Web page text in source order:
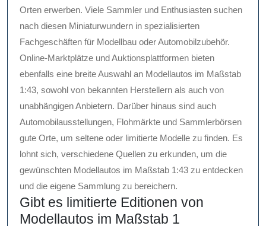
Orten erwerben. Viele Sammler und Enthusiasten suchen
nach diesen Miniaturwundern in spezialisierten
Fachgeschäften für Modellbau oder Automobilzubehör.
Online-Marktplätze und Auktionsplattformen bieten
ebenfalls eine breite Auswahl an Modellautos im Maßstab
1:43, sowohl von bekannten Herstellern als auch von
unabhängigen Anbietern. Darüber hinaus sind auch
Automobilausstellungen, Flohmärkte und Sammlerbörsen
gute Orte, um seltene oder limitierte Modelle zu finden. Es
lohnt sich, verschiedene Quellen zu erkunden, um die
gewünschten Modellautos im Maßstab 1:43 zu entdecken
und die eigene Sammlung zu bereichern.
Gibt es limitierte Editionen von
Modellautos im Maßstab 1